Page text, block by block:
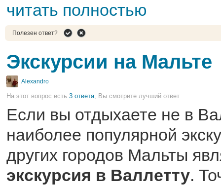
читать полностью
Полезен ответ?
Экскурсии на Мальте
Alexandro
На этот вопрос есть 3 ответа, Вы смотрите лучший ответ
Если вы отдыхаете не в
наиболее популярной
других городов Мальты
экскурсия в Валлетту.